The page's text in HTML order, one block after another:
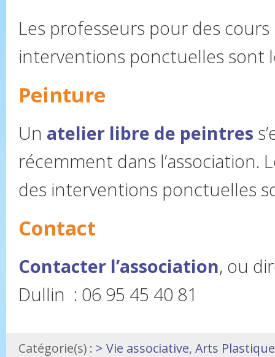
Les professeurs pour des
interventions ponctuelles sont
Peinture
Un atelier libre de peintres
récemment dans l’association.
des interventions ponctuelles
Contact
Contacter l’association, ou
Dullin : 06 95 45 40 81
Catégorie(s) : > Vie associative, Arts